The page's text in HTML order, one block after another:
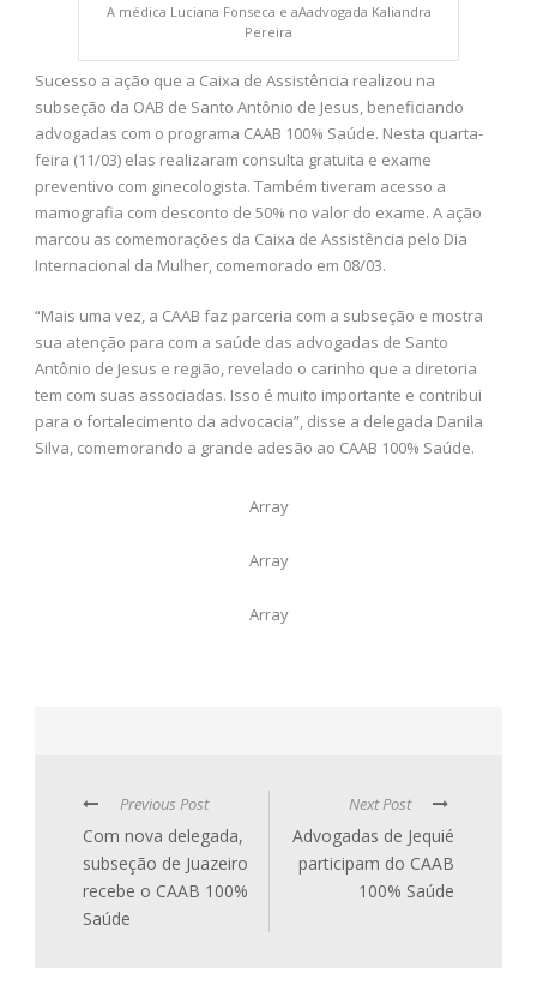
A médica Luciana Fonseca e aAadvogada Kaliandra
Pereira
Sucesso a ação que a Caixa de Assistência realizou na
subseção da OAB de Santo Antônio de Jesus, beneficiando
advogadas com o programa CAAB 100% Saúde. Nesta quarta-
feira (11/03) elas realizaram consulta gratuita e exame
preventivo com ginecologista. Também tiveram acesso a
mamografia com desconto de 50% no valor do exame. A ação
marcou as comemorações da Caixa de Assistência pelo Dia
Internacional da Mulher, comemorado em 08/03.
“Mais uma vez, a CAAB faz parceria com a subseção e mostra
sua atenção para com a saúde das advogadas de Santo
Antônio de Jesus e região, revelado o carinho que a diretoria
tem com suas associadas. Isso é muito importante e contribui
para o fortalecimento da advocacia”, disse a delegada Danila
Silva, comemorando a grande adesão ao CAAB 100% Saúde.
Array
Array
Array
Previous Post
Com nova delegada,
subseção de Juazeiro
recebe o CAAB 100%
Saúde
Next Post
Advogadas de Jequié
participam do CAAB
100% Saúde